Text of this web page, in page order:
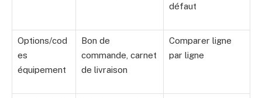
défaut
Options/cod
es
équipement
Bon de
commande, carnet
de livraison
Comparer ligne
par ligne